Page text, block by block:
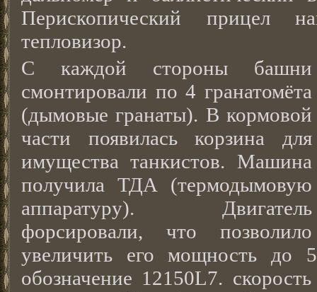
Перископический прицел
тепловизор.
С каждой стороны башни
смонтировали по 4 гранатомёта
(дымовые гранаты). В кормовой
части появилась корзина для
имущества танкистов. Машина
получила ТДА (термодымовую
аппаратуру). Двигатель
форсировали, что позволило
увеличить его мощность до
обозначение 12150L7.